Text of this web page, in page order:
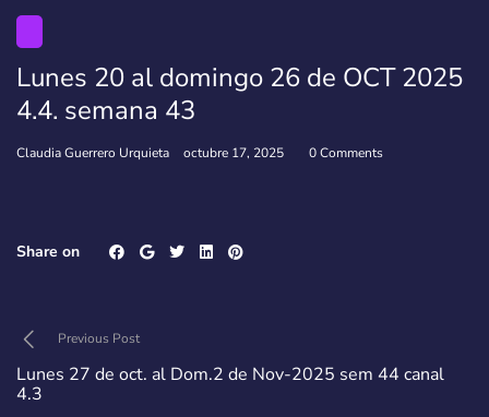
Lunes 20 al domingo 26 de OCT 2025
4.4. semana 43
Claudia Guerrero Urquieta octubre 17, 2025 0 Comments
Share on
Previous Post
Lunes 27 de oct. al Dom.2 de Nov-2025 sem 44 canal
4.3